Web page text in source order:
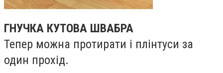
ГНУЧКА КУТОВА ШВАБРА
Тепер можна протирати і плінтуси за
один прохід.